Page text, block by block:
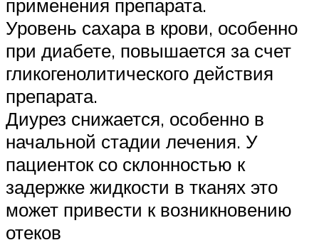
применения препарата.
Уровень сахара в крови, особенно
при диабете, повышается за счет
гликогенолитического действия
препарата.
Диурез снижается, особенно в
начальной стадии лечения. У
пациенток со склонностью к
задержке жидкости в тканях это
может привести к возникновению
отеков